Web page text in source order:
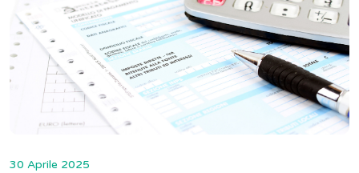
30 Aprile 2025